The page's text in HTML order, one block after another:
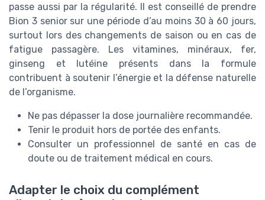
passe aussi par la régularité. Il est conseillé de prendre
Bion 3 senior sur une période d’au moins 30 à 60 jours,
surtout lors des changements de saison ou en cas de
fatigue passagère. Les vitamines, minéraux, fer,
ginseng et lutéine présents dans la formule
contribuent à soutenir l’énergie et la défense naturelle
de l’organisme.
Ne pas dépasser la dose journalière recommandée.
Tenir le produit hors de portée des enfants.
Consulter un professionnel de santé en cas de
doute ou de traitement médical en cours.
Adapter le choix du complément